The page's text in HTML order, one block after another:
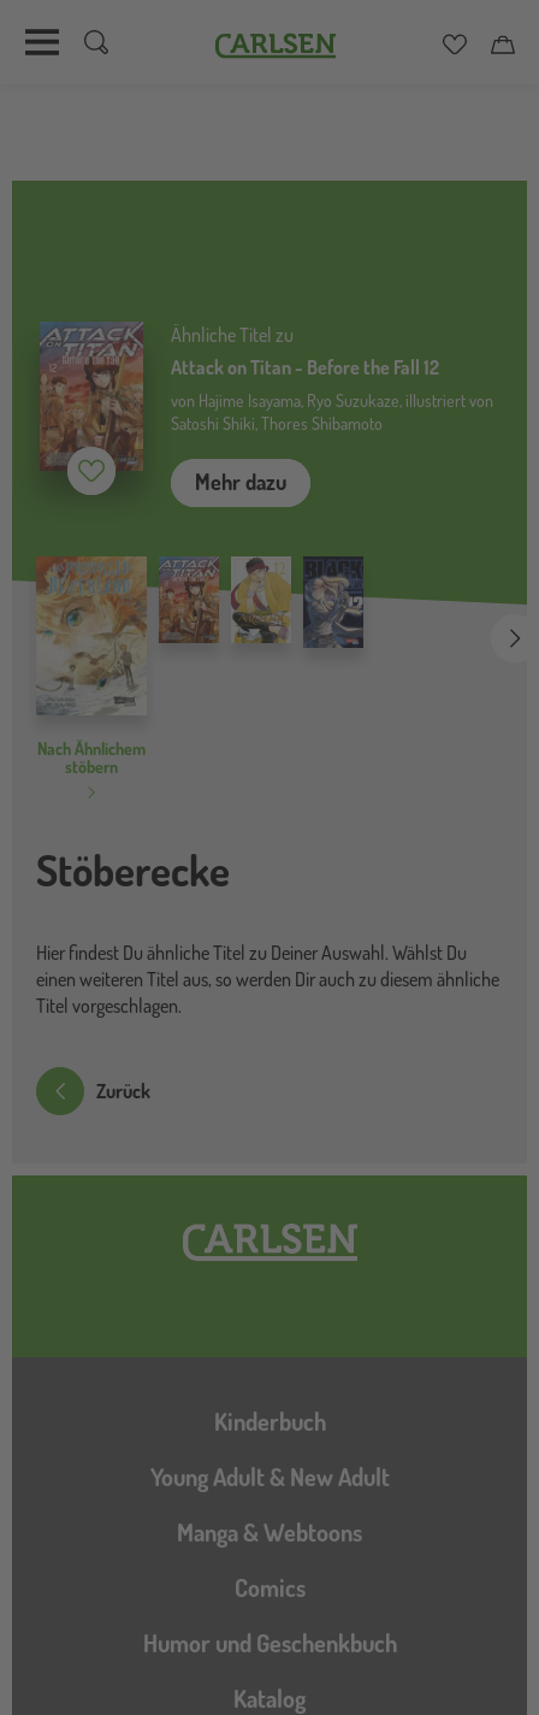
Carlsen
Ähnliche Titel zu
Attack on Titan - Before the Fall 12
von Hajime Isayama, Ryo Suzukaze, illustriert von
Satoshi Shiki, Thores Shibamoto
Mehr dazu
Merken ( inaktiv)
Nach Ähnlichem
stöbern
Stöberecke
Hier findest Du ähnliche Titel zu Deiner Auswahl. Wählst Du
einen weiteren Titel aus, so werden Dir auch zu diesem ähnliche
Titel vorgeschlagen.
Zurück
Hauptnavigation
Kinderbuch
Young Adult & New Adult
Manga & Webtoons
Comics
Humor und Geschenkbuch
Katalog
Katalog